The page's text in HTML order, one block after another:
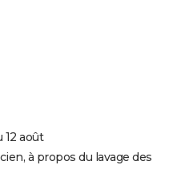
12 août
à propos du lavage des